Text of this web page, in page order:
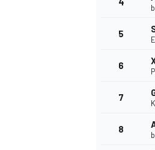
5
6
7
8